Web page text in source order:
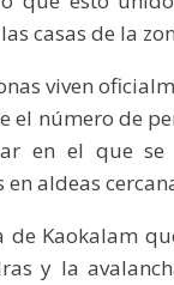
casas de la
viven
el número de
en el que se
aldeas
de Kaokalam
y la